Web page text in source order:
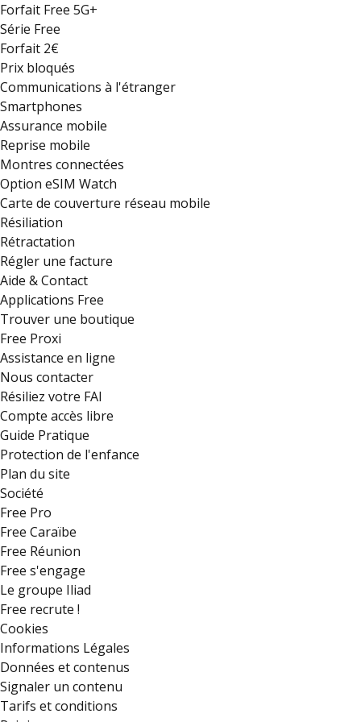
Forfait Free 5G+
Série Free
Forfait 2€
Prix bloqués
Communications à l'étranger
Smartphones
Assurance mobile
Reprise mobile
Montres connectées
Option eSIM Watch
Carte de couverture réseau mobile
Résiliation
Rétractation
Régler une facture
Aide & Contact
Applications Free
Trouver une boutique
Free Proxi
Assistance en ligne
Nous contacter
Résiliez votre FAI
Compte accès libre
Guide Pratique
Protection de l'enfance
Plan du site
Société
Free Pro
Free Caraïbe
Free Réunion
Free s'engage
Le groupe Iliad
Free recrute !
Cookies
Informations Légales
Données et contenus
Signaler un contenu
Tarifs et conditions